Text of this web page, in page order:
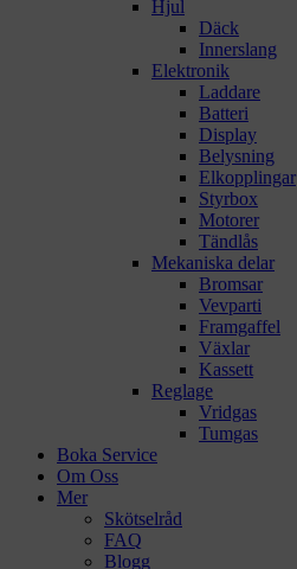
Hjul
Däck
Innerslang
Elektronik
Laddare
Batteri
Display
Belysning
Elkopplingar
Styrbox
Motorer
Tändlås
Mekaniska delar
Bromsar
Vevparti
Framgaffel
Växlar
Kassett
Reglage
Vridgas
Tumgas
Boka Service
Om Oss
Mer
Skötselråd
FAQ
Blogg